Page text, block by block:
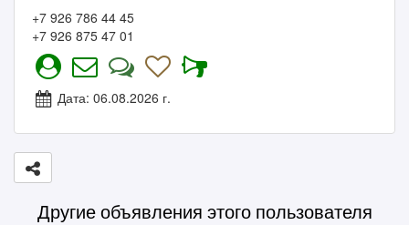
+7 926 786 44 45
+7 926 875 47 01
Дата: 06.08.2026 г.
Другие объявления этого пользователя